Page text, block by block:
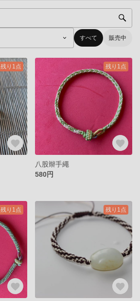
すべて 販売中
残り1点 残り1点
八股辮手繩
580円
残り1点 残り1点